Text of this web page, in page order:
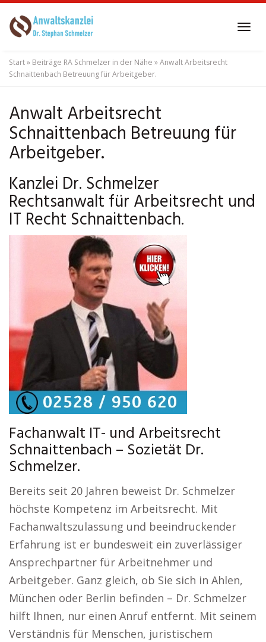
to
content
Start» Beiträge RA Schmelzer in der Nähe »Anwalt Arbeitsrecht
Schnaittenbach Betreuung für Arbeitgeber.
Anwalt Arbeitsrecht
Schnaittenbach Betreuung für
Arbeitgeber.
Kanzlei Dr. Schmelzer
Rechtsanwalt für Arbeitsrecht und
IT Recht Schnaittenbach.
Fachanwalt IT- und Arbeitsrecht
Schnaittenbach – Sozietät Dr.
Schmelzer.
Bereits seit 20 Jahren beweist Dr. Schmelzer
höchste Kompetenz im Arbeitsrecht. Mit
Fachanwaltszulassung und beeindruckender
Erfahrung ist er bundesweit ein zuverlässiger
Ansprechpartner für Arbeitnehmer und
Arbeitgeber. Ganz gleich, ob Sie sich in Ahlen,
München oder Berlin befinden – Dr. Schmelzer
hilft Ihnen, nur einen Anruf entfernt. Mit seinem
Verständnis für Menschen, juristischem